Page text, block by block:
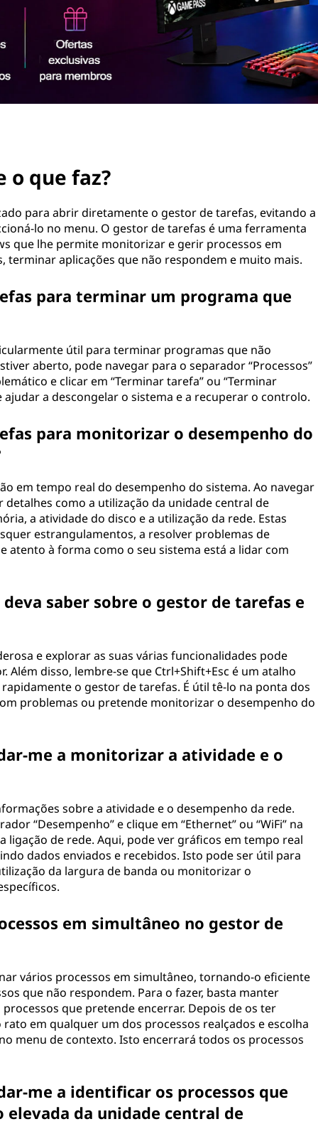
o que faz?
para abrir diretamente o gestor de tarefas, evitando a
lo no menu. O gestor de tarefas é uma ferramenta
que lhe permite monitorizar e gerir processos em
terminar aplicações que não respondem e muito mais.
para terminar um programa que
útil para terminar programas que não
aberto, pode navegar para o separador “Processos”
e clicar em “Terminar tarefa” ou “Terminar
a descongelar o sistema e a recuperar o controlo.
para monitorizar o desempenho do
em tempo real do desempenho do sistema. Ao navegar
detalhes como a utilização da unidade central de
a atividade do disco e a utilização da rede. Estas
estrangulamentos, a resolver problemas de
atento à forma como o seu sistema está a lidar com
saber sobre o gestor de tarefas e
e explorar as suas várias funcionalidades pode
disso, lembre-se que Ctrl+Shift+Esc é um atalho
o gestor de tarefas. É útil tê-lo na ponta dos
problemas ou pretende monitorizar o desempenho do
me a monitorizar a atividade e o
sobre a atividade e o desempenho da rede.
“Desempenho” e clique em “Ethernet” ou “WiFi” na
ligação de rede. Aqui, pode ver gráficos em tempo real
dados enviados e recebidos. Isto pode ser útil para
da largura de banda ou monitorizar o
em simultâneo no gestor de
vários processos em simultâneo, tornando-o eficiente
que não respondem. Para o fazer, basta manter
que pretende encerrar. Depois de os ter
em qualquer um dos processos realçados e escolha
menu de contexto. Isto encerrará todos os processos
me a identificar os processos que
da unidade central de